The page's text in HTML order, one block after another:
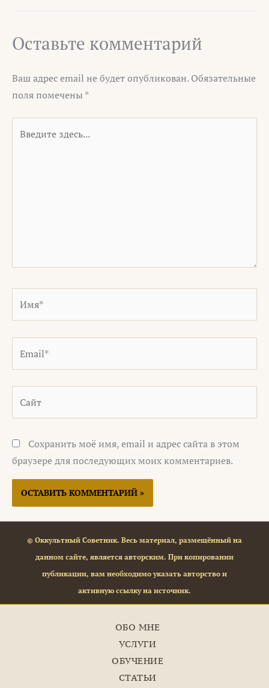
Оставьте комментарий
Ваш адрес email не будет опубликован. Обязательные
поля помечены *
здесь...
Сохранить моё имя, email и адрес сайта в этом
браузере для последующих моих комментариев.
© Оккультный Советник. Весь материал, размещённый на
данном сайте, является авторским. При копировании
публикации, вам необходимо указать авторство и
активную ссылку на источник.
ОБО МНЕ
УСЛУГИ
ОБУЧЕНИЕ
СТАТЬИ